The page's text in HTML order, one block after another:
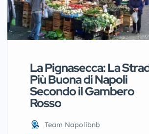
successivamente, dei Savoia.
La Pignasecca: La
Più Buona di Napoli
Secondo il Gambero
Rosso
Team Napolibnb